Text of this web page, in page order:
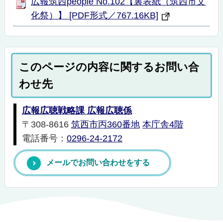
化祭）】 [PDF形式／767.16KB]
このページの内容に関するお問い合
わせ先
広報広聴戦略課 広報広聴係
〒308-8616 筑西市丙360番地 本庁舎4階
電話番号： 0296-24-2172
メールでお問い合わせをする